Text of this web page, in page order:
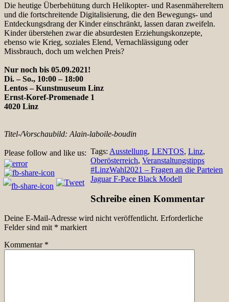
Die heutige Überbehütung durch Helikopter- und Rasenmähereltern
und die fortschreitende Digitalisierung, die den Bewegungs- und
Entdeckungsdrang der Kinder einschränkt, lassen daran zweifeln.
Kinder überstehen zwar die absurdesten Erziehungskonzepte,
ebenso wie Krieg, soziales Elend, Vernachlässigung oder
Missbrauch, doch um welchen Preis?
Nur noch bis 05.09.2021!
Di. – So., 10:00 – 18:00
Lentos – Kunstmuseum Linz
Ernst-Koref-Promenade 1
4020 Linz
Titel-/Vorschaubild: Alain-laboile-boudin
Please follow and like us: Tags: Ausstellung, LENTOS, Linz,
Oberösterreich, Veranstaltungstipps
Beitragsnavigation#LinzWahl2021 – Fragen an die Parteien
Jaguar F-Pace Black Modell
Schreibe einen Kommentar
Deine E-Mail-Adresse wird nicht veröffentlicht. Erforderliche
Felder sind mit * markiert
Kommentar *